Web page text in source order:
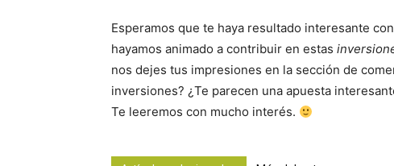
Esperamos que te haya resultado interesante
hayamos animado a contribuir en estas
nos dejes tus impresiones en la sección de
inversiones? ¿Te parecen una apuesta
Te leeremos con mucho interés.